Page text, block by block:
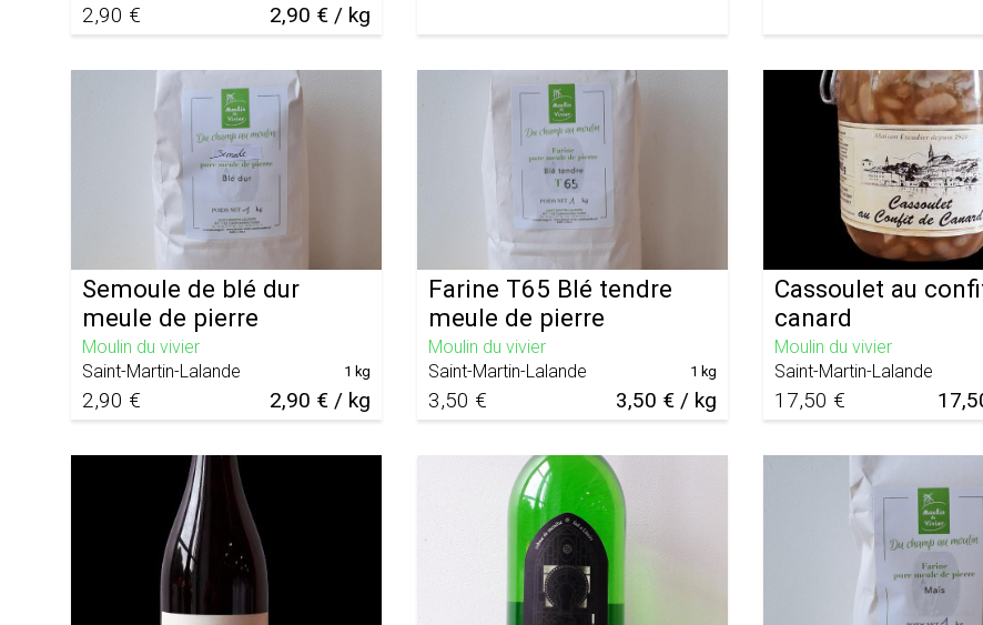
2,90 € 2,90 € / kg
Semoule de blé dur
meule de pierre
Moulin du vivier
Saint-Martin-Lalande
2,90 € 2,90 € / kg
1 kg
Farine T65 Blé tendre
meule de pierre
Moulin du vivier
Saint-Martin-Lalande
3,50 € 3,50 € / kg
1 kg
Cassoulet au
canard
Moulin du vivier
Saint-Martin-Lalande
17,50 €